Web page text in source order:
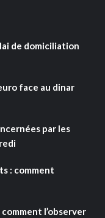
de domiciliation
face au dinar
par les
: comment
l’observer